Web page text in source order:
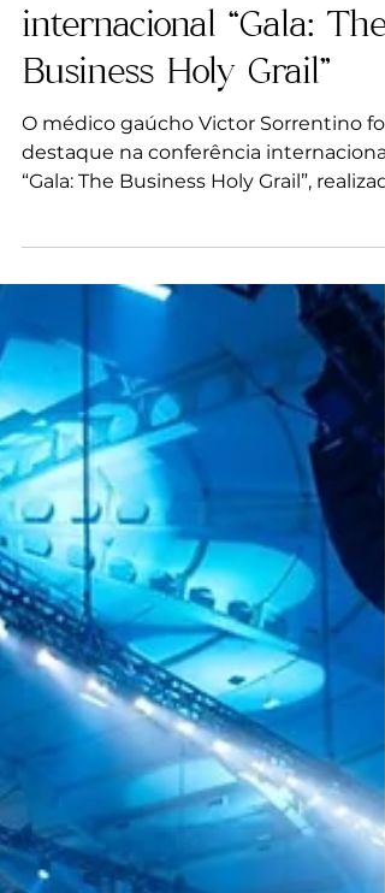
destaque na conferência
internacional “Gala: The
Business Holy Grail”
O médico gaúcho Victor Sorrentino foi
destaque na conferência internacional
no Hotel...